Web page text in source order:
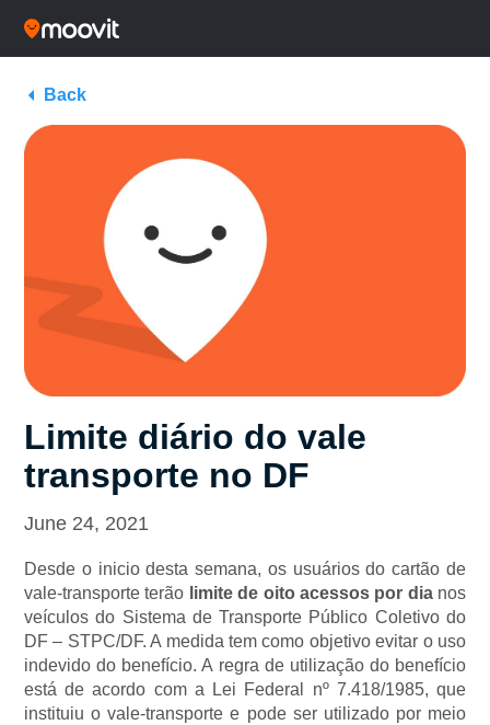
Back
Limite diário do vale
transporte no DF
June 24, 2021
Desde o inicio desta semana, os usuários do cartão de
vale-transporte terão limite de oito acessos por dianos
veículos do Sistema de Transporte Público Coletivo do
DF – STPC/DF. A medida tem como objetivo evitar o uso
indevido do benefício. A regra de utilização do benefício
está de acordo com a Lei Federal nº 7.418/1985, que
instituiu o vale-transporte e pode ser utilizado por meio